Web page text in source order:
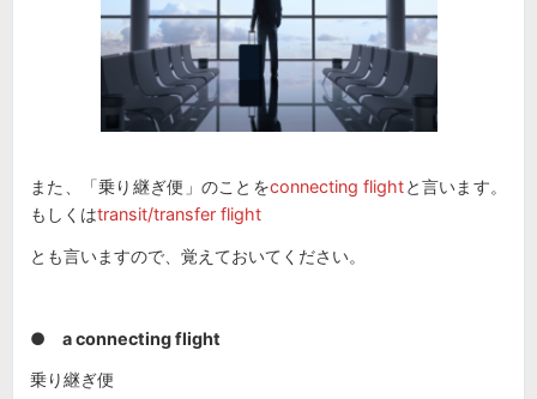
また、「乗り継ぎ便」のことをconnecting flightと言います。
もしくはtransit/transfer flight
とも言いますので、覚えておいてください。
● a connecting flight
乗り継ぎ便